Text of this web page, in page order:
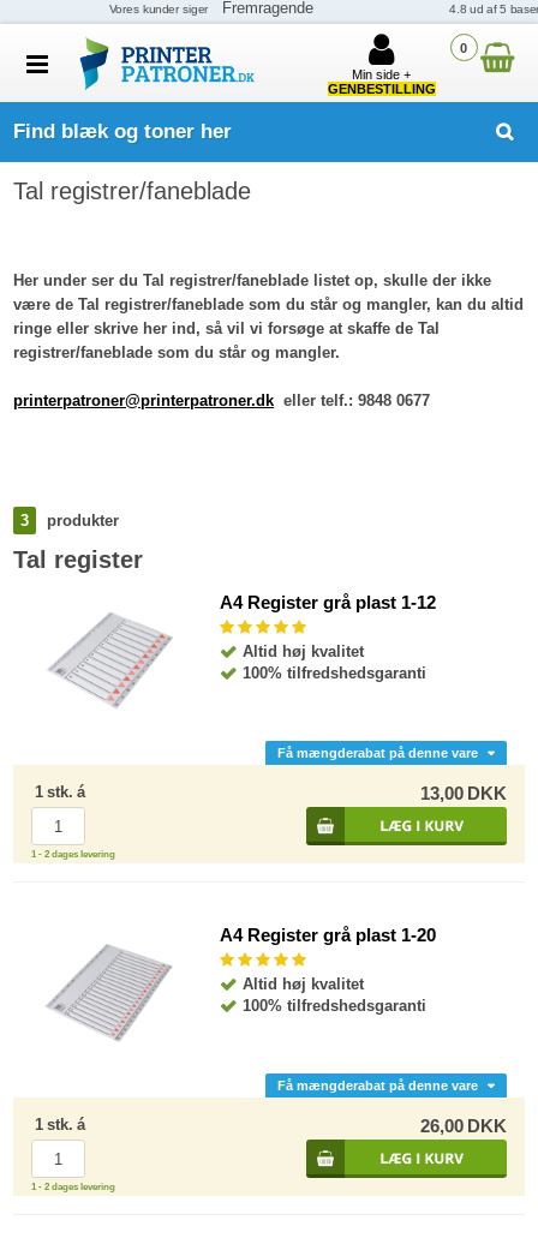
0
Min side +
GENBESTILLING
Find blæk og toner her
Tal registrer/faneblade
Her under ser du Tal registrer/faneblade listet op, skulle der ikke
være de Tal registrer/faneblade som du står og mangler, kan du altid
ringe eller skrive her ind, så vil vi forsøge at skaffe de Tal
registrer/faneblade som du står og mangler.
printerpatroner@printerpatroner.dk eller telf.: 9848 0677
3 produkter
Tal register
A4 Register grå plast 1-12
Altid høj kvalitet
100% tilfredshedsgaranti
1 stk. á 13,00 DKK
Få mængderabat på denne vare
1 - 2 dages levering
A4 Register grå plast 1-20
Altid høj kvalitet
100% tilfredshedsgaranti
1 stk. á 26,00 DKK
Få mængderabat på denne vare
1 - 2 dages levering